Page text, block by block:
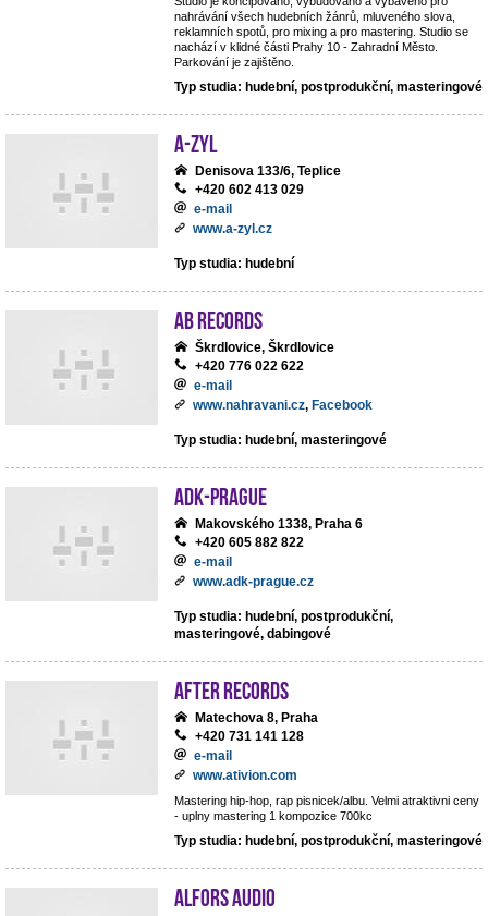
nahrávání všech hudebních žánrů, mluveného slova,
reklamních spotů, pro mixing a pro mastering. Studio se
nachází v klidné části Prahy 10 - Zahradní Město.
Parkování je zajištěno.
Typ studia: hudební, postprodukční, masteringové
A-ZYL
Denisova 133/6, Teplice
+420 602 413 029
e-mail
www.a-zyl.cz
Typ studia: hudební
AB records
Škrdlovice, Škrdlovice
+420 776 022 622
e-mail
www.nahravani.cz, Facebook
Typ studia: hudební, masteringové
ADK-Prague
Makovského 1338, Praha 6
+420 605 882 822
e-mail
www.adk-prague.cz
Typ studia: hudební, postprodukční,
masteringové, dabingové
After records
Matechova 8, Praha
+420 731 141 128
e-mail
www.ativion.com
Mastering hip-hop, rap pisnicek/albu. Velmi atraktivni ceny
- uplny mastering 1 kompozice 700kc
Typ studia: hudební, postprodukční, masteringové
ALFORS audio